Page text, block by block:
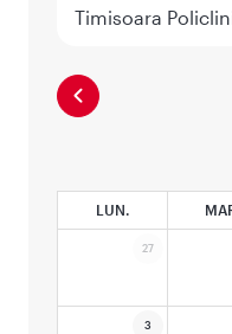
LUN.
27
3